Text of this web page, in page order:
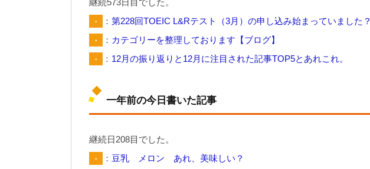
継続573日目でした。
・
： 第228回TOEIC L&Rテスト（3月）の申し込み始まっていました？
・
： カテゴリーを整理しております【ブログ】
・
： 12月の振り返りと12月に注目された記事TOP5とあれこれ。
一年前の今日書いた記事
継続日208目でした。
・
： 豆乳 メロン あれ、美味しい？